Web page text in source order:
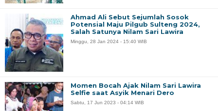
Ahmad Ali Sebut Sejumlah Sosok
Potensial Maju Pilgub Sulteng 2024,
Salah Satunya Nilam Sari Lawira
Minggu, 28 Jan 2024 - 15:40 WIB
Momen Bocah Ajak Nilam Sari Lawira
Selfie saat Asyik Menari Dero
Sabtu, 17 Jun 2023 - 04:14 WIB